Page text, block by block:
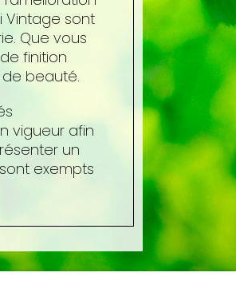
Vintage sont
Que vous
finition
beauté.
vigueur afin
un
exempts